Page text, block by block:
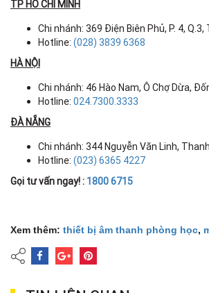
TP HỒ CHÍ MINH
Chi nhánh: 369 Điện Biên Phủ, P. 4, Q.3,
Hotline: (028) 3839 6368
HÀ NỘI
Chi nhánh: 46 Hào Nam, Ô Chợ Dừa,
Hotline: 024.7300.3333
ĐÀ NẴNG
Chi nhánh: 344 Nguyễn Văn Linh,
Hotline: (023) 6365 4227
Gọi tư vấn ngay! : 1800 6715
Xem thêm: thiết bị âm thanh phòng học,